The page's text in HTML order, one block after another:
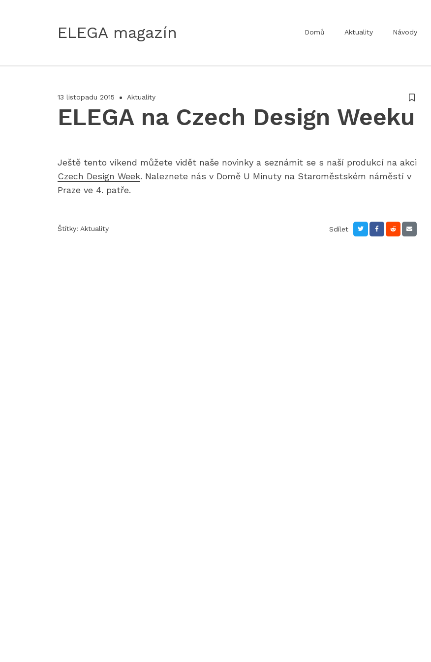
ELEGA magazín Domů Aktuality Návody
13 listopadu 2015 Aktuality
ELEGA na Czech Design Weeku
Ještě tento víkend můžete vidět naše novinky a seznámit se s naší produkcí na akci
Czech Design Week. Naleznete nás v Domě U Minuty na Staroměstském náměstí v
Praze ve 4. patře.
Štítky: Aktuality Sdílet